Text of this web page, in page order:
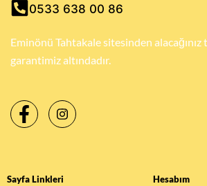
0533 638 00 86
Eminönü Tahtakale sitesinden
garantimiz altındadır.
Sayfa Linkleri Hesabım